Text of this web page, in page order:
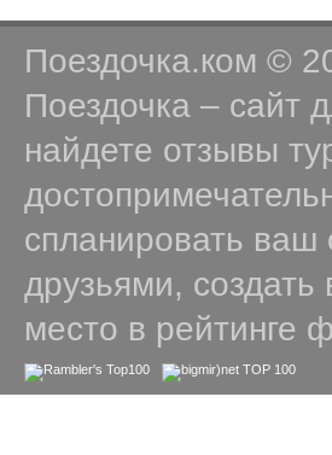
Поездочка.ком ©
Поездочка – сайт
найдете отзывы
спланировать ваш
друзьями,
место в рейтинге